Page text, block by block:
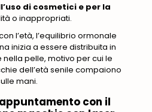
di cosmetici e per la
o inappropriati.
l’età, l’equilibrio ormonale
inizia a essere distribuita in
pelle, motivo per cui le
dell’età senile compaiono
mani.
con il